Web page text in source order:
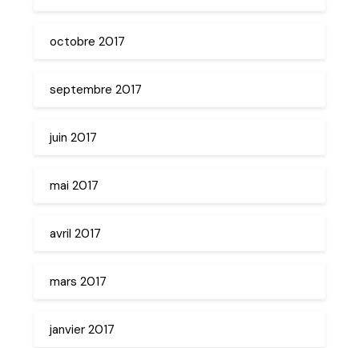
octobre 2017
septembre 2017
juin 2017
mai 2017
avril 2017
mars 2017
janvier 2017